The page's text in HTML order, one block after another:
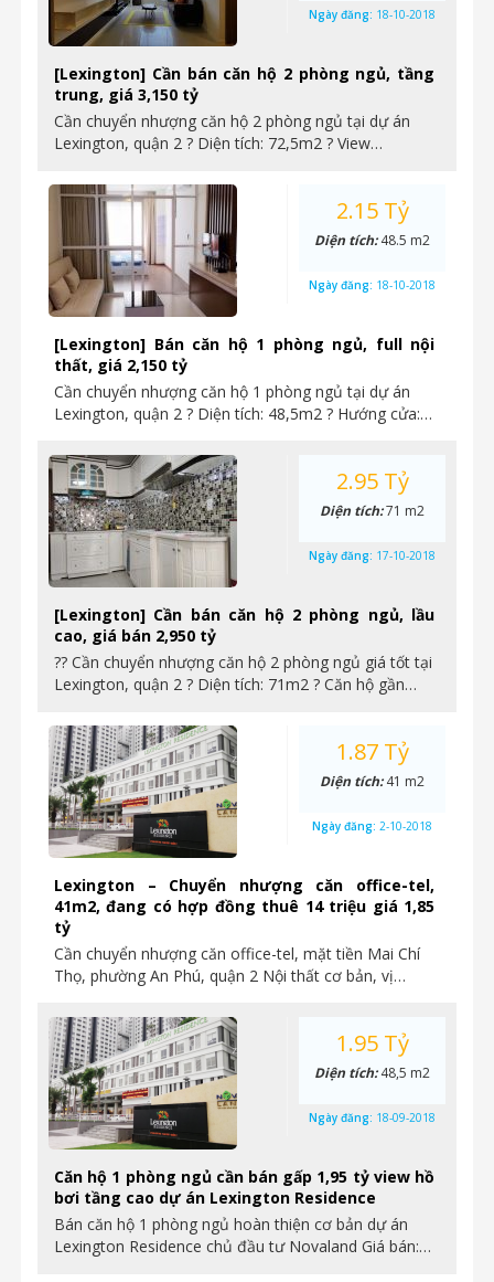
[Lexington] Cần bán căn hộ 2 phòng ngủ, tầng
trung, giá 3,150 tỷ
Cần chuyển nhượng căn hộ 2 phòng ngủ tại dự án
Lexington, quận 2 ? Diện tích: 72,5m2 ? View…
Ngày đăng: 18-10-2018
[Lexington] Bán căn hộ 1 phòng ngủ, full nội
thất, giá 2,150 tỷ
Cần chuyển nhượng căn hộ 1 phòng ngủ tại dự án
Lexington, quận 2 ? Diện tích: 48,5m2 ? Hướng cửa:…
2.15 Tỷ
Diện tích:48.5 m2
Ngày đăng: 18-10-2018
[Lexington] Cần bán căn hộ 2 phòng ngủ, lầu
cao, giá bán 2,950 tỷ
?? Cần chuyển nhượng căn hộ 2 phòng ngủ giá tốt tại
Lexington, quận 2 ? Diện tích: 71m2 ? Căn hộ gần…
2.95 Tỷ
Diện tích:71 m2
Ngày đăng: 17-10-2018
Lexington – Chuyển nhượng căn office-tel,
41m2, đang có hợp đồng thuê 14 triệu giá 1,85
tỷ
Cần chuyển nhượng căn office-tel, mặt tiền Mai Chí
Thọ, phường An Phú, quận 2 Nội thất cơ bản, vị…
1.87 Tỷ
Diện tích:41 m2
Ngày đăng: 2-10-2018
Căn hộ 1 phòng ngủ cần bán gấp 1,95 tỷ view hồ
bơi tầng cao dự án Lexington Residence
Bán căn hộ 1 phòng ngủ hoàn thiện cơ bản dự án
Lexington Residence chủ đầu tư Novaland Giá bán:…
1.95 Tỷ
Diện tích:48,5 m2
Ngày đăng: 18-09-2018